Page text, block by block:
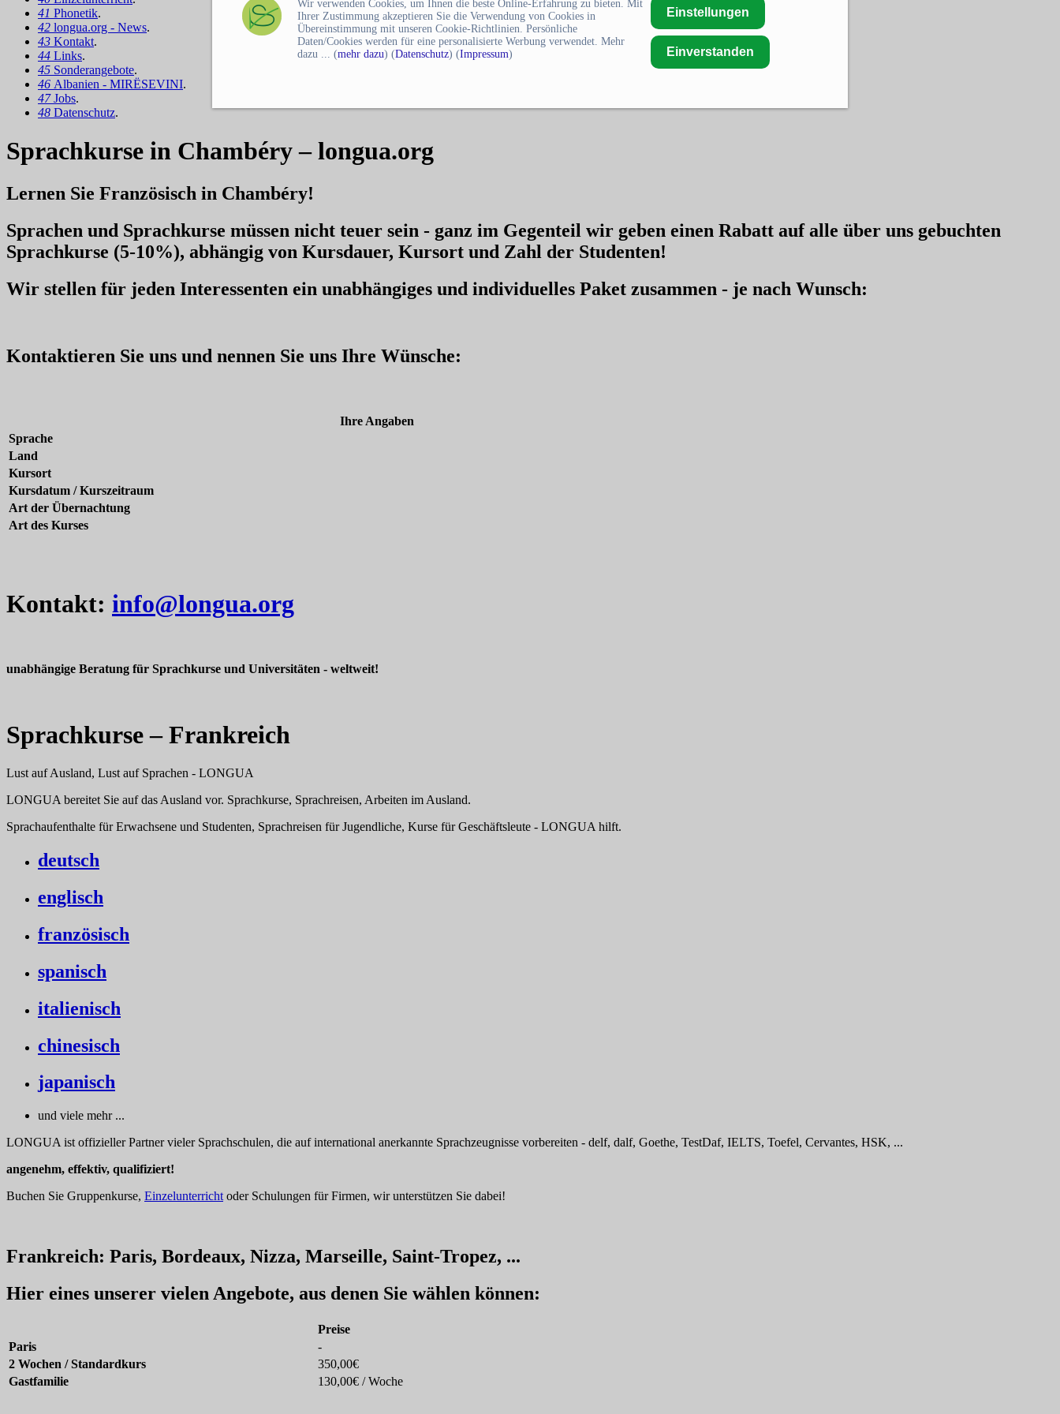
41 Phonetik.
42 longua.org - News.
43 Kontakt.
44 Links.
45 Sonderangebote.
46 Albanien - MIRËSEVINI.
47Jobs.
48 Datenschutz.
Wir verwenden Cookies, um Ihnen die beste Online-Erfahrung zu bieten. Mit
Ihrer Zustimmung akzeptieren Sie die Verwendung von Cookies in
Übereinstimmung mit unseren Cookie-Richtlinien. Persönliche
Daten/Cookies werden für eine personalisierte Werbung verwendet. Mehr
dazu ... (mehr dazu) (Datenschutz) (Impressum)
Einstellungen
Einverstanden
Sprachkurse in Chambéry – longua.org
Lernen Sie Französisch in Chambéry!
Sprachen und Sprachkurse müssen nicht teuer sein - ganz im Gegenteil wir geben einen Rabatt auf alle über uns gebuchten
Sprachkurse (5-10%), abhängig von Kursdauer, Kursort und Zahl der Studenten!
Wir stellen für jeden Interessenten ein unabhängiges und individuelles Paket zusammen - je nach Wunsch:
Kontaktieren Sie uns und nennen Sie uns Ihre Wünsche:
Ihre Angaben
Sprache
Land
Kursort
Kursdatum / Kurszeitraum
Art der Übernachtung
Art des Kurses
Kontakt: info@longua.org
unabhängige Beratung für Sprachkurse und Universitäten - weltweit!
Sprachkurse – Frankreich
Lust auf Ausland, Lust auf Sprachen - LONGUA
LONGUA bereitet Sie auf das Ausland vor. Sprachkurse, Sprachreisen, Arbeiten im Ausland.
Sprachaufenthalte für Erwachsene und Studenten, Sprachreisen für Jugendliche, Kurse für Geschäftsleute - LONGUA hilft.
deutsch
englisch
französisch
spanisch
italienisch
chinesisch
japanisch
und viele mehr ...
LONGUA ist offizieller Partner vieler Sprachschulen, die auf international anerkannte Sprachzeugnisse vorbereiten - delf, dalf, Goethe, TestDaf, IELTS, Toefel, Cervantes, HSK, ...
angenehm, effektiv, qualifiziert!
Buchen Sie Gruppenkurse, Einzelunterricht oder Schulungen für Firmen, wir unterstützen Sie dabei!
Frankreich: Paris, Bordeaux, Nizza, Marseille, Saint-Tropez, ...
Hier eines unserer vielen Angebote, aus denen Sie wählen können:
Preise
Paris
-
2 Wochen / Standardkurs
350,00€
Gastfamilie
130,00€ / Woche